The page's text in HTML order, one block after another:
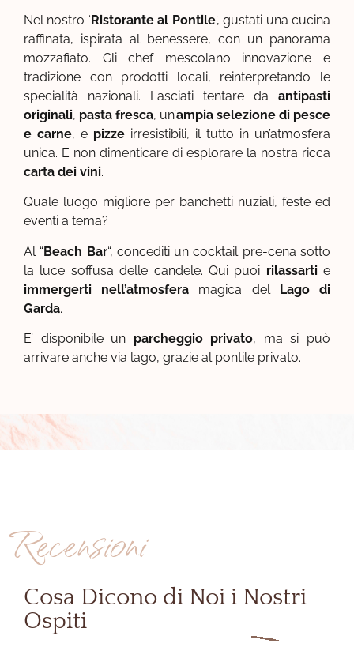
Nel nostro ‘Ristorante al Pontile‘, gustati una cucina
raffinata, ispirata al benessere, con un panorama
mozzafiato. Gli chef mescolano innovazione e
tradizione con prodotti locali, reinterpretando le
specialità nazionali. Lasciati tentare da antipasti
originali, pasta fresca, un’ampia selezione di pesce
e carne, e pizze irresistibili, il tutto in un’atmosfera
unica. E non dimenticare di esplorare la nostra ricca
carta dei vini.
Quale luogo migliore per banchetti nuziali, feste ed
eventi a tema?
Al “Beach Bar“, concediti un cocktail pre-cena sotto
la luce soffusa delle candele. Qui puoi rilassartie
immergerti nell’atmosfera magica del Lago di
Garda.
E’ disponibile un parcheggio privato, ma si può
arrivare anche via lago, grazie al pontile privato.
Recensioni
Cosa Dicono di Noi i Nostri
Ospiti